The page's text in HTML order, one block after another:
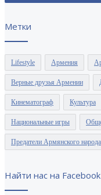
Метки
Lifestyle Армения
Верные друзья Армении
Кинематограф Культура
Национальные игры
Предатели Армянского народа
Найти нас на Facebook